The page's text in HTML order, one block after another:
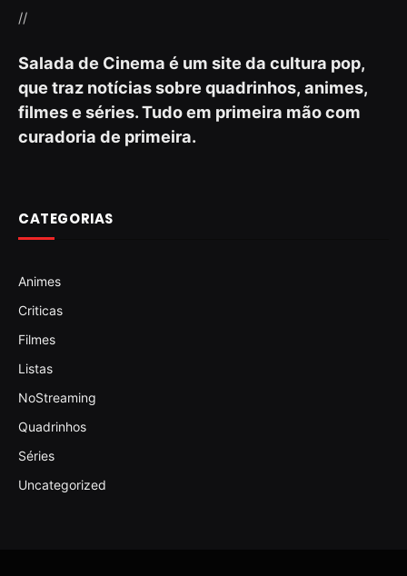
//
Salada de Cinema é um site da cultura pop,
que traz notícias sobre quadrinhos, animes,
filmes e séries. Tudo em primeira mão com
curadoria de primeira.
CATEGORIAS
Animes
Criticas
Filmes
Listas
NoStreaming
Quadrinhos
Séries
Uncategorized